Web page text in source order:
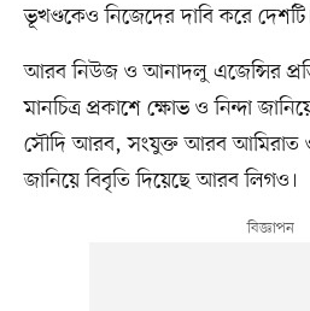
ভূখণ্ডকেও নিজেদের দাবি করে দেশটি।
আরব নিউজ ও আনাদলু এজেন্সির
মানচিত্র প্রকাশে ক্ষোভ ও নিন্দা
সৌদি আরব, সংযুক্ত আরব আমিরাত ও
জানিয়ে বিবৃতি দিয়েছে আরব লিগও।